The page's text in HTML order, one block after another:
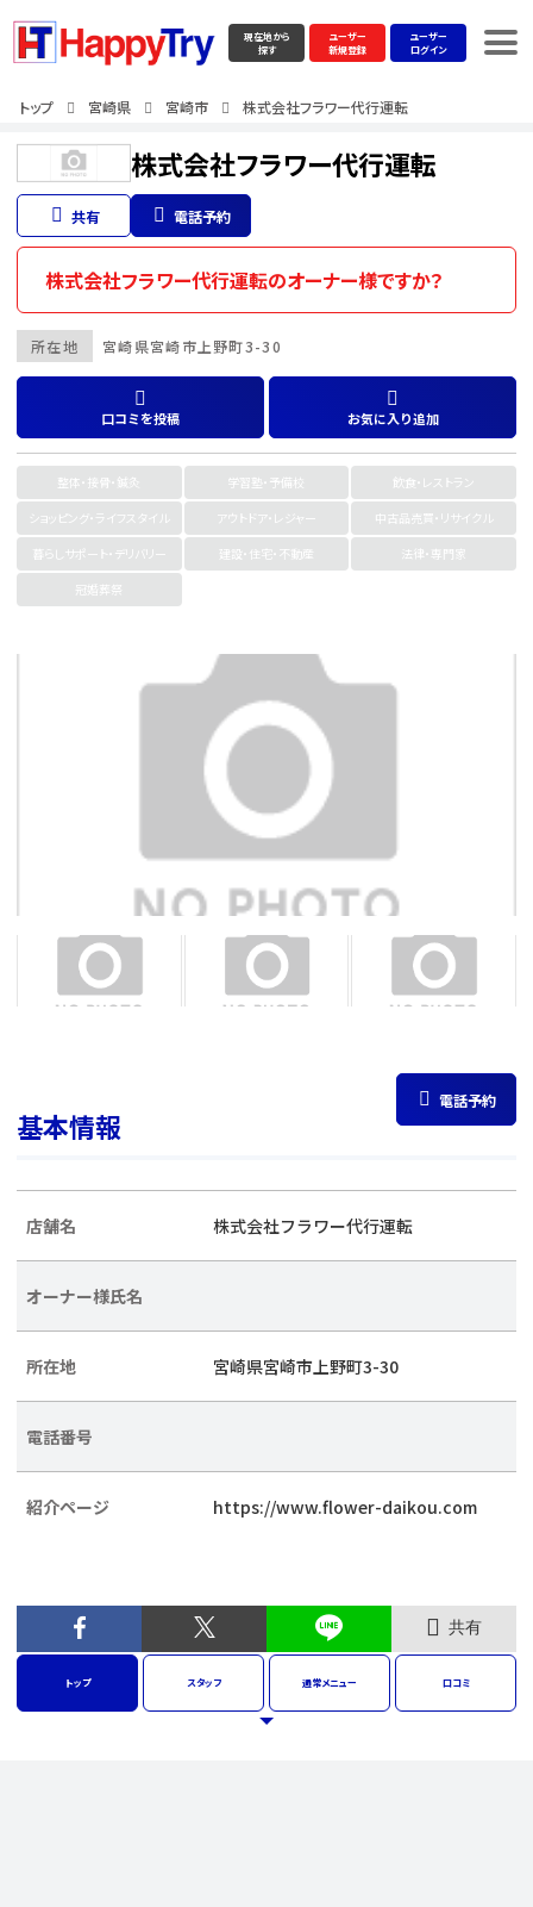
現在地から
探す
ユーザー
新規登録
ユーザー
ログイン
トップ 宮崎県 宮崎市 株式会社フラワー代行運転
株式会社フラワー代行運転
共有 電話予約
株式会社フラワー代行運転のオーナー様ですか？
所在地 宮崎県宮崎市 上野町3-30
口コミを投稿 お気に入り追加
整体・接骨・鍼灸 学習塾・予備校
飲食・レストラン
ショッピング・ライフスタイル
アウトドア・レジャー
中古品売買・リサイクル
暮らしサポート・デリバリー
建設・住宅・不動産
法律・専門家
冠婚葬祭
電話予約
基本情報
店舗名 株式会社フラワー代行運転
オーナー様氏名
所在地 宮崎県宮崎市上野町3-30
電話番号
紹介ページ https://www.flower-daikou.com
共有
トップ スタッフ 通常メニュー 口コミ